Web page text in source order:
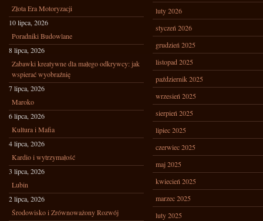
Złota Era Motoryzacji
10 lipca, 2026
Poradniki Budowlane
8 lipca, 2026
Zabawki kreatywne dla małego odkrywcy: jak
wspierać wyobraźnię
7 lipca, 2026
Maroko
6 lipca, 2026
Kultura i Mafia
4 lipca, 2026
Kardio i wytrzymałość
3 lipca, 2026
Lubin
2 lipca, 2026
Środowisko i Zrównoważony Rozwój
luty 2026
styczeń 2026
grudzień 2025
listopad 2025
październik 2025
wrzesień 2025
sierpień 2025
lipiec 2025
czerwiec 2025
maj 2025
kwiecień 2025
marzec 2025
luty 2025